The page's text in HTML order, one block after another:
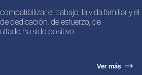
el trabajo, la vida familiar y el
dedicación, de esfuerzo, de
ha sido positivo.
Ver más